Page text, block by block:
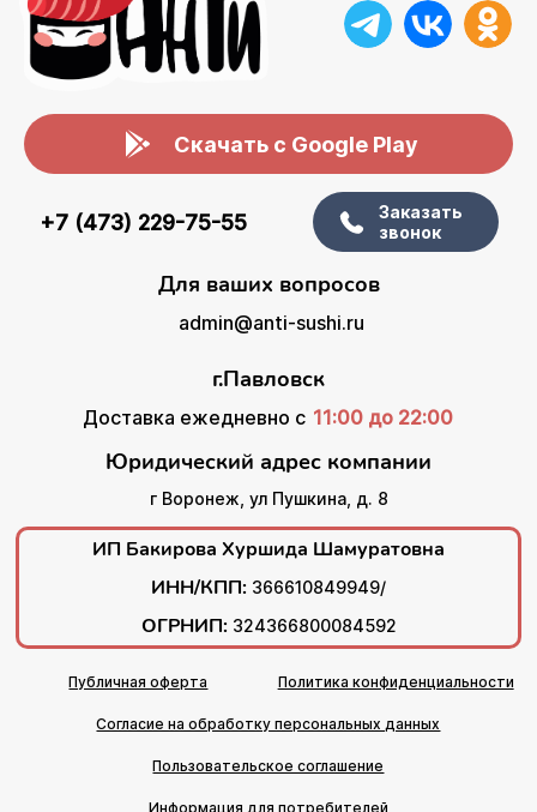
Скачать с Google Play
+7 (473) 229-75-55
Заказать
звонок
Для ваших вопросов
admin@anti-sushi.ru
г.Павловск
Доставка ежедневно с 11:00 до 22:00
Юридический адрес компании
г Воронеж, ул Пушкина, д. 8
ИП Бакирова Хуршида Шамуратовна
ИНН/КПП: 366610849949/
ОГРНИП: 324366800084592
Публичная оферта Политика конфиденциальности
Согласие на обработку персональных данных
Пользовательское соглашение
Информация для потребителей